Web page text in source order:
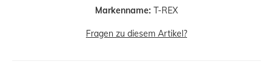
Markenname: T-REX
Fragen zu diesem Artikel?